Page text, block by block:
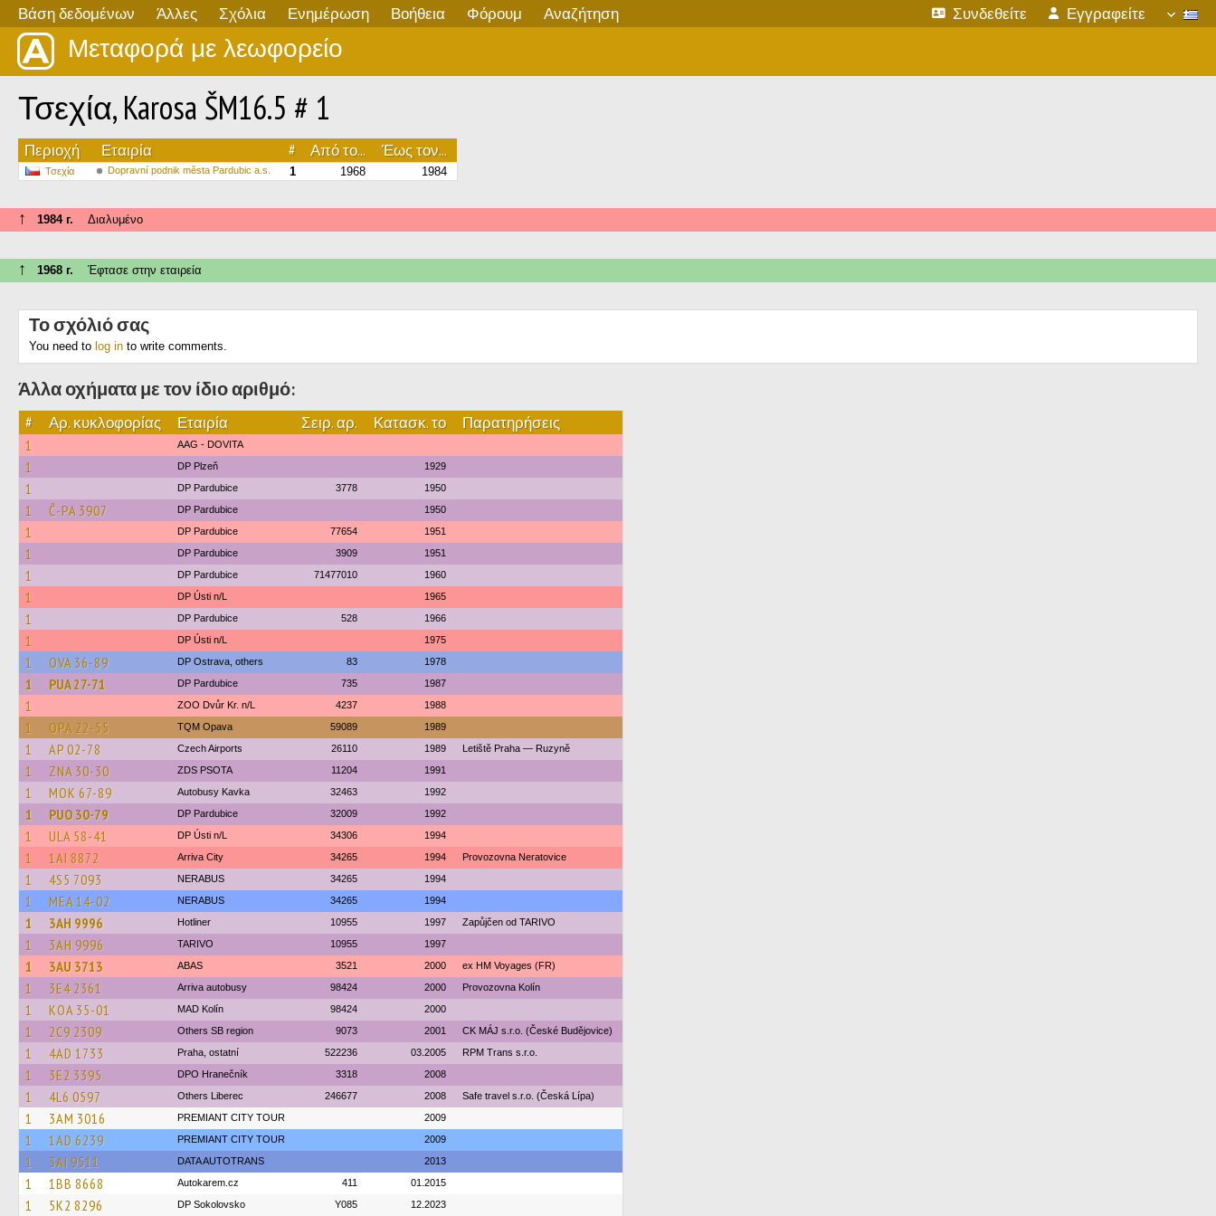
Βάση δεδομένων Άλλες Σχόλια Ενημέρωση Βοήθεια Φόρουμ Αναζήτηση Συνδεθείτε Εγγραφείτε
Μεταφορά με λεωφορείο
Τσεχία, Karosa ŠM16.5 # 1
Περιοχή Εταιρία # Από το... Έως τον...
Τσεχία Dopravní podnik města Pardubic a.s. 1 1968 1984
↑ 1984 г. Διαλυμένο
↑ 1968 г. Έφτασε στην εταιρεία
Το σχόλιό σας
You need to log in to write comments.
Άλλα οχήματα με τον ίδιο αριθμό:
# Αρ. κυκλοφορίας Εταιρία Σειρ. αρ. Κατασκ. το Παρατηρήσεις
1 AAG - DOVITA
1 DP Plzeň 1929
1 DP Pardubice 3778 1950
1 Č-PA 3907 DP Pardubice 1950
1 DP Pardubice 77654 1951
1 DP Pardubice 3909 1951
1 DP Pardubice 71477010 1960
1 DP Ústi n/L 1965
1 DP Pardubice 528 1966
1 DP Ústi n/L 1975
1 OVA 36-89 DP Ostrava, others 83 1978
1 PUA 27-71 DP Pardubice 735 1987
1 ZOO Dvůr Kr. n/L 4237 1988
1 OPA 22-55 TQM Opava 59089 1989
1 AP 02-78 Czech Airports 26110 1989 Letiště Praha — Ruzyně
1 ZNA 30-30 ZDS PSOTA 11204 1991
1 MOK 67-89 Autobusy Kavka 32463 1992
1 PUO 30-79 DP Pardubice 32009 1992
1 ULA 58-41 DP Ústi n/L 34306 1994
1 1AI 8872 Arriva City 34265 1994 Provozovna Neratovice
1 4S5 7093 NERABUS 34265 1994
1 MEA 14-02 NERABUS 34265 1994
1 3AH 9996 Hotliner 10955 1997 Zapůjčen od TARIVO
1 3AH 9996 TARIVO 10955 1997
1 3AU 3713 ABAS 3521 2000 ex HM Voyages (FR)
1 3E4 2361 Arriva autobusy 98424 2000 Provozovna Kolín
1 KOA 35-01 MAD Kolín 98424 2000
1 2C9 2309 Others SB region 9073 2001 CK MÁJ s.r.o. (České Budějovice)
1 4AD 1733 Praha, ostatní 522236 03.2005 RPM Trans s.r.o.
1 3E2 3395 DPO Hranečník 3318 2008
1 4L6 0597 Others Liberec 246677 2008 Safe travel s.r.o. (Česká Lípa)
1 3AM 3016 PREMIANT CITY TOUR 2009
1 1AD 6239 PREMIANT CITY TOUR 2009
1 3AI 9511 DATA AUTOTRANS 2013
1 1BB 8668 Autokarem.cz 411 01.2015
1 5K2 8296 DP Sokolovsko Y085 12.2023